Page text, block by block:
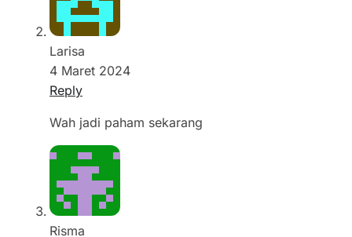
Larisa
4 Maret 2024
Reply
Wah jadi paham sekarang
Risma